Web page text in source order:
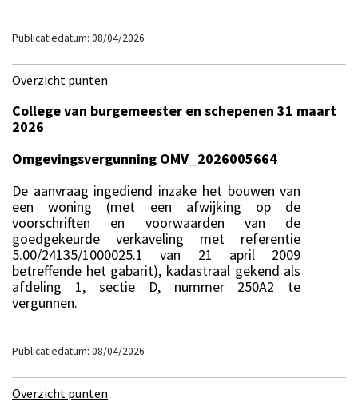
Publicatiedatum: 08/04/2026
Overzicht punten
College van burgemeester en schepenen 31 maart
2026
Omgevingsvergunning OMV_2026005664
De aanvraag ingediend inzake het bouwen van
een woning (met een afwijking op de
voorschriften en voorwaarden van de
goedgekeurde verkaveling met referentie
5.00/24135/1000025.1 van 21 april 2009
betreffende het gabarit), kadastraal gekend als
afdeling 1, sectie D, nummer 250A2 te
vergunnen.
Publicatiedatum: 08/04/2026
Overzicht punten